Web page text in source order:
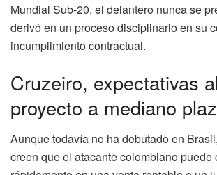
Mundial Sub-20, el delantero nunca se
derivó en un proceso disciplinario en su
incumplimiento contractual.
Cruzeiro, expectativas
proyecto a mediano
Aunque todavía no ha debutado en
creen que el atacante colombiano puede